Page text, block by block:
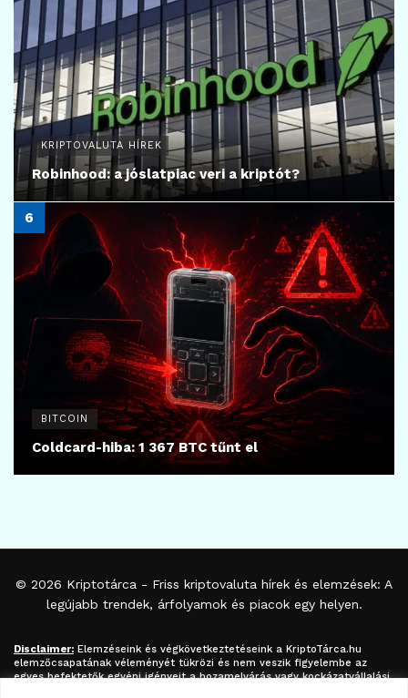
KRIPTOVALUTA HÍREK
Robinhood: a jóslatpiac veri a kriptót?
BITCOIN
Coldcard-hiba: 1 367 BTC tűnt el
© 2026 Kriptotárca - Friss kriptovaluta hírek és elemzések: A
legújabb trendek, árfolyamok és piacok egy helyen.
Disclaimer: Elemzéseink és végkövetkeztetéseink a KriptoTárca.hu
elemzőcsapatának véleményét tükrözi és nem veszik figyelembe az
egyes befektetők egyéni igényeit a hozamelvárás vagy kockázatvállalási